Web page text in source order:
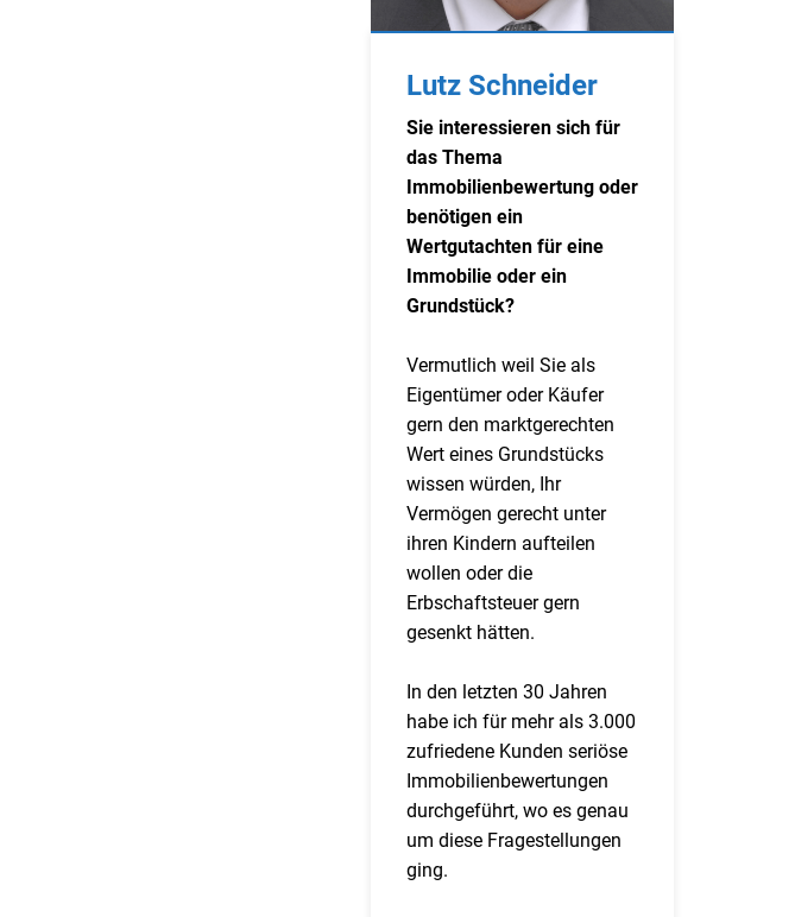
Lutz Schneider
Sie interessieren sich für
das Thema
Immobilienbewertung oder
benötigen ein
Wertgutachten für eine
Immobilie oder ein
Grundstück?
Vermutlich weil Sie als
Eigentümer oder Käufer
gern den marktgerechten
Wert eines Grundstücks
wissen würden, Ihr
Vermögen gerecht unter
ihren Kindern aufteilen
wollen oder die
Erbschaftsteuer gern
gesenkt hätten.
In den letzten 30 Jahren
habe ich für mehr als 3.000
zufriedene Kunden seriöse
Immobilienbewertungen
durchgeführt, wo es genau
um diese Fragestellungen
ging.